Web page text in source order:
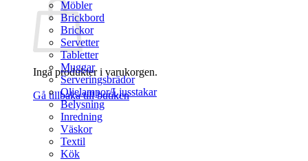
Inga produkter i varukorgen.
Gå tillbaka till butiken
Möbler
Brickbord
Brickor
Servetter
Tabletter
Muggar
Serveringsbrädor
Oljelampor/Ljusstakar
Belysning
Inredning
Väskor
Textil
Kök